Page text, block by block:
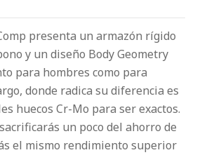
presenta un armazón rígido
y un diseño Body Geometry
para hombres como para
donde radica su diferencia es
huecos Cr-Mo para ser exactos.
un poco del ahorro de
el mismo rendimiento superior